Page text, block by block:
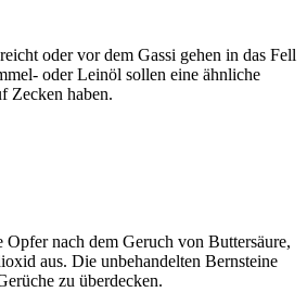
oder vor dem Gassi gehen in das Fell
oder Leinöl sollen eine ähnliche
Zecken haben.
nach dem Geruch von Buttersäure,
aus. Die unbehandelten Bernsteine
zu überdecken.